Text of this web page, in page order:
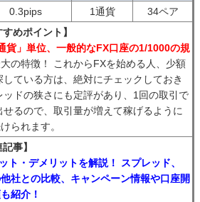
0.3pips 1通貨
34ペア
めポイント】
貨」単位、一般的なFX口座の1/1000の規
の特徴！ これからFXを始める人、少額
ている方は、絶対にチェックしておき
ドの狭さにも定評があり、1回の取引で
るので、取引量が増えて稼げるように
られます。
事】
ト・デメリットを解説！ スプレッド、
社との比較、キャンペーン情報や口座開
紹介！